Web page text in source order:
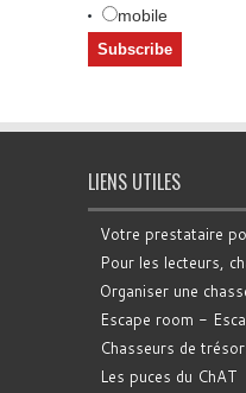
mobile
LIENS UTILES
Votre prestataire
Pour les lecteurs,
Organiser une
Escape room -
Chasseurs de
Les puces du ChAT